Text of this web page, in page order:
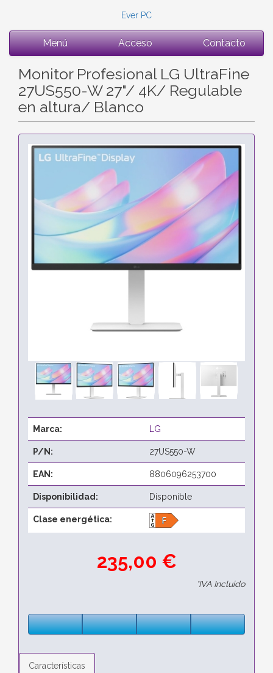
Ever PC
Menú Acceso Contacto
Monitor Profesional LG UltraFine
27US550-W 27"/ 4K/ Regulable
en altura/ Blanco
Marca: LG
P/N: 27US550-W
EAN: 8806096253700
Disponibilidad: Disponible
Clase energética:
235,00 €
*IVA Incluido
Características